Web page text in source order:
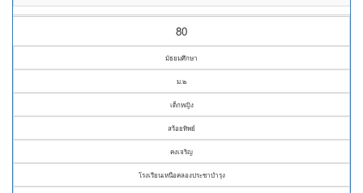
80
มัธยมศึกษา
ม.๒
เด็กหญิง
สร้อยทิพย์
คงเจริญ
โรงเรียนเหนือคลองประชาบำรุง